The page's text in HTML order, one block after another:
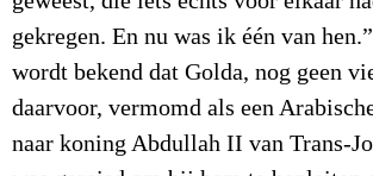
gekregen. En nu was ik één van
wordt bekend dat Golda, nog geen
daarvoor, vermomd als een
naar koning Abdullah II van Trans-